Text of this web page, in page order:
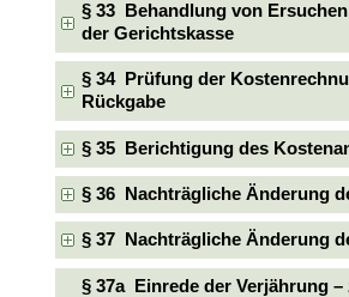
§ 33 Behandlung von
der Gerichtskasse
§ 34 Prüfung der
Rückgabe
§ 35 Berichtigung des
§ 36 Nachträgliche Änderung
§ 37 Nachträgliche Änderung
§ 37a Einrede der Verjährung